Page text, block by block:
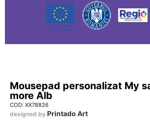
Mousepad personalizat My
more Alb
COD: XX78826
designed by Printado Art